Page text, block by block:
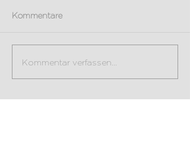
Kommentare
Kommentar verfassen...